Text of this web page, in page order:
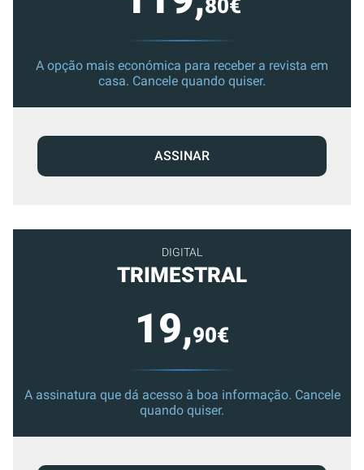
80€
A opção mais económica para receber a revista em
casa. Cancele quando quiser.
ASSINAR
DIGITAL
TRIMESTRAL
19,90€
A assinatura que dá acesso à boa informação. Cancele
quando quiser.